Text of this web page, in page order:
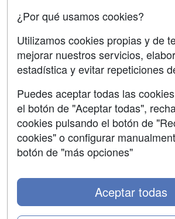
Confidencialidad
Aviso legal
Copyleft
Grupo formazion:
¿Por qué usamos cookies?
Utilizamos cookies propias y de
mejorar nuestros servicios,
estadística y evitar repeticiones
Puedes aceptar todas las
el botón de "Aceptar todas",
cookies pulsando el botón de
cookies" o configurar
botón de "más opciones"
Aceptar todas